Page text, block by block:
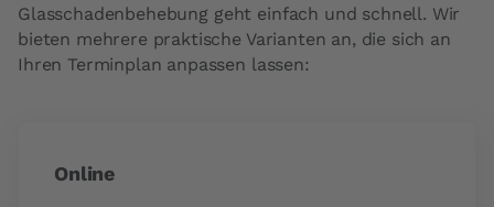
Glasschadenbehebung geht einfach und schnell. Wir
bieten mehrere praktische Varianten an, die sich an
Ihren Terminplan anpassen lassen:
Online